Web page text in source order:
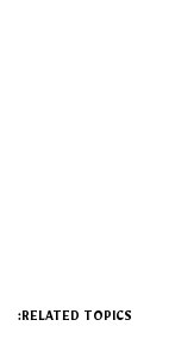
RELATED TOPICS: